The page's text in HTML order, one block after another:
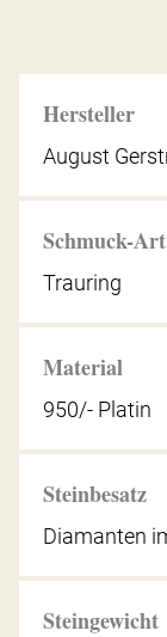
Hersteller
August
Schmuck-Art
Trauring
Material
950/- Platin
Steinbesatz
Diamanten
Steingewicht